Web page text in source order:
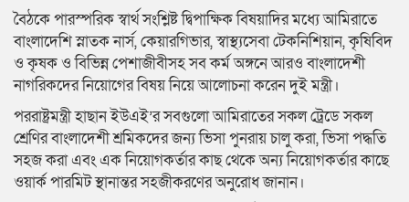
বৈঠকে পারস্পরিক স্বার্থ সংশ্লিষ্ট দ্বিপাক্ষিক বিষয়াদির মধ্যে আমিরাতে
বাংলাদেশি স্নাতক নার্স, কেয়ারগিভার, স্বাস্থ্যসেবা টেকনিশিয়ান, কৃষিবিদ
ও কৃষক ও বিভিন্ন পেশাজীবীসহ সব কর্ম অঙ্গনে আরও বাংলাদেশী
নাগরিকদের নিয়োগের বিষয় নিয়ে আলোচনা করেন দুই মন্ত্রী।
পররাষ্ট্রমন্ত্রী হাছান ইউএই’র সবগুলো আমিরাতের সকল ট্রেডে সকল
শ্রেণির বাংলাদেশী শ্রমিকদের জন্য ভিসা পুনরায় চালু করা, ভিসা পদ্ধতি
সহজ করা এবং এক নিয়োগকর্তার কাছ থেকে অন্য নিয়োগকর্তার কাছে
ওয়ার্ক পারমিট স্থানান্তর সহজীকরণের অনুরোধ জানান।